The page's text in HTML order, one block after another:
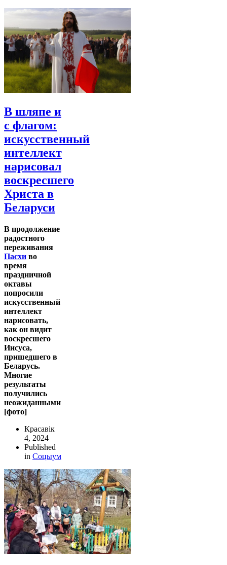
В шляпе и
с флагом:
искусственный
интеллект
нарисовал
воскресшего
Христа в
Беларуси
В продолжение
радостного
переживания
Пасхи во
время
праздничной
октавы
попросили
искусственный
интеллект
нарисовать,
как он видит
воскресшего
Иисуса,
пришедшего в
Беларусь.
Многие
результаты
получились
неожиданными
[фото]
Красавік
4, 2024
Published
in Соцыум